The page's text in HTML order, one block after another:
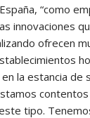
“como
innovaciones
ofrecen
la estancia de
tipo.